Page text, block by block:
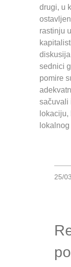
drugi, u
rastinju
sednici
pomire
sačuvali
25/